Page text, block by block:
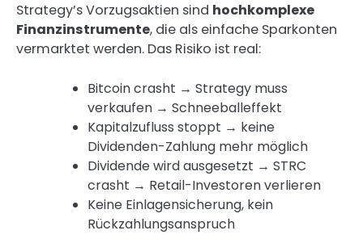
Strategy’s Vorzugsaktien sind hochkomplexe
Finanzinstrumente, die als einfache Sparkonten
vermarktet werden. Das Risiko ist real:
Bitcoin crasht → Strategy muss
verkaufen → Schneeballeffekt
Kapitalzufluss stoppt → keine
Dividenden-Zahlung mehr möglich
Dividende wird ausgesetzt → STRC
crasht → Retail-Investoren verlieren
Keine Einlagensicherung, kein
Rückzahlungsanspruch